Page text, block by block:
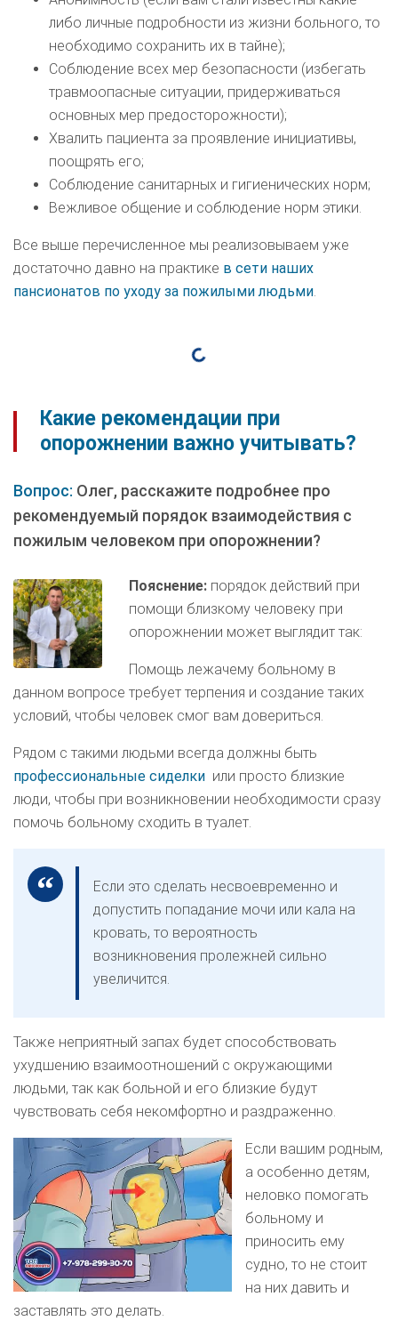
либо личные подробности из жизни больного, то
необходимо сохранить их в тайне);
Соблюдение всех мер безопасности (избегать
травмоопасные ситуации, придерживаться
основных мер предосторожности);
Хвалить пациента за проявление инициативы,
поощрять его;
Соблюдение санитарных и гигиенических норм;
Вежливое общение и соблюдение норм этики.
Все выше перечисленное мы реализовываем уже
достаточно давно на практике в сети наших
пансионатов по уходу за пожилыми людьми.
Какие рекомендации при
опорожнении важно учитывать?
Вопрос: Олег, расскажите подробнее про
рекомендуемый порядок взаимодействия с
пожилым человеком при опорожнении?
Пояснение: порядок действий при
помощи близкому человеку при
опорожнении может выглядит так:
Помощь лежачему больному в
данном вопросе требует терпения и создание таких
условий, чтобы человек смог вам довериться.
Рядом с такими людьми всегда должны быть
профессиональные сиделки или просто близкие
люди, чтобы при возникновении необходимости сразу
помочь больному сходить в туалет.
Если это сделать несвоевременно и
допустить попадание мочи или кала на
кровать, то вероятность
возникновения пролежней сильно
увеличится.
Также неприятный запах будет способствовать
ухудшению взаимоотношений с окружающими
людьми, так как больной и его близкие будут
чувствовать себя некомфортно и раздраженно.
Если вашим родным,
а особенно детям,
неловко помогать
больному и
приносить ему
судно, то не стоит
на них давить и
заставлять это делать.